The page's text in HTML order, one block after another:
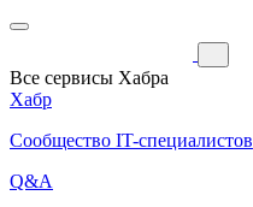
Все сервисы Хабра
Хабр
Сообщество IT-специалистов
Q&A